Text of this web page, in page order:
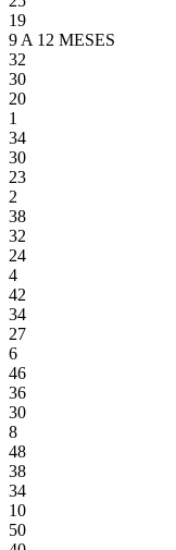
19
9 A 12 MESES
32
30
20
1
34
30
23
2
38
32
24
4
42
34
27
6
46
36
30
8
48
38
34
10
50